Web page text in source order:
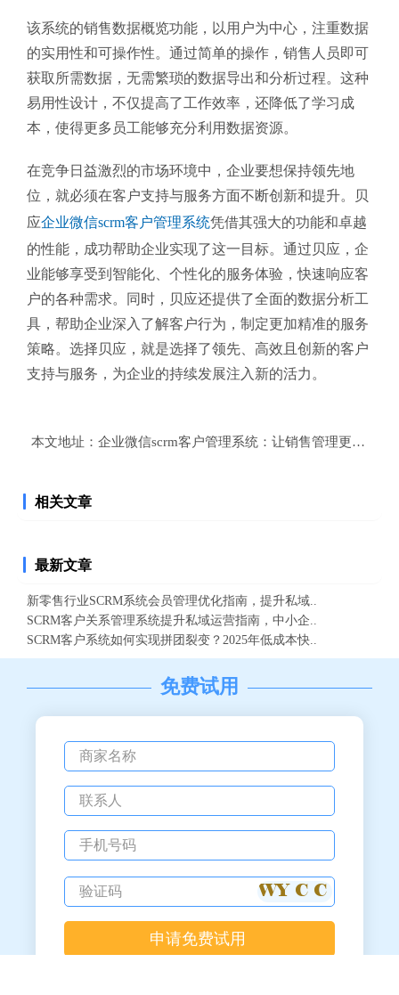
该系统的销售数据概览功能，以用户为中心，注重数据
的实用性和可操作性。通过简单的操作，销售人员即可
获取所需数据，无需繁琐的数据导出和分析过程。这种
易用性设计，不仅提高了工作效率，还降低了学习成
本，使得更多员工能够充分利用数据资源。
在竞争日益激烈的市场环境中，企业要想保持领先地
位，就必须在客户支持与服务方面不断创新和提升。贝
应企业微信scrm客户管理系统凭借其强大的功能和卓越
的性能，成功帮助企业实现了这一目标。通过贝应，企
业能够享受到智能化、个性化的服务体验，快速响应客
户的各种需求。同时，贝应还提供了全面的数据分析工
具，帮助企业深入了解客户行为，制定更加精准的服务
策略。选择贝应，就是选择了领先、高效且创新的客户
支持与服务，为企业的持续发展注入新的活力。
本文地址： 企业微信scrm客户管理系统：让销售管理更加科学
相关文章
最新文章
新零售行业SCRM系统会员管理优化指南，提升私域..
SCRM客户关系管理系统提升私域运营指南，中小企..
SCRM客户系统如何实现拼团裂变？2025年低成本快..
免费试用